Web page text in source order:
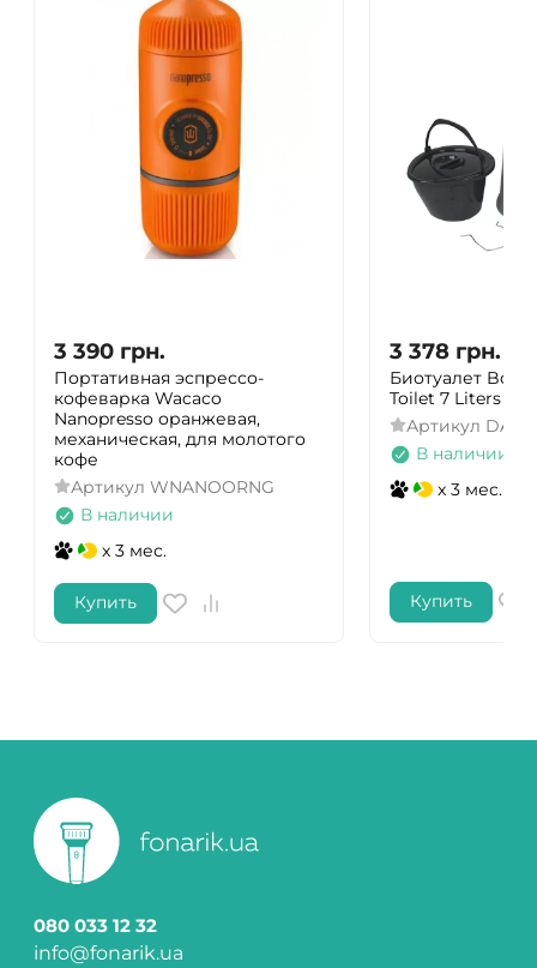
3 390 грн.
Портативная эспрессо-
кофеварка Wacaco
Nanopresso оранжевая,
механическая, для молотого
кофе
Артикул WNANOORNG
В наличии
x 3 мес.
Купить
3 378 грн.
Биотуалет Bo-
Toilet 7 Liters
Артикул
В наличии
x 3 мес.
Купить
080 033 12 32
info@fonarik.ua